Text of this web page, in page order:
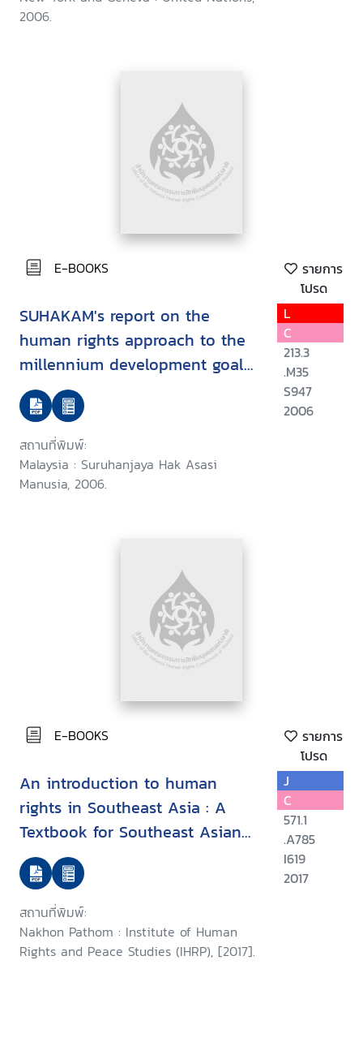
2006.
E-BOOKS
รายการ
โปรด
SUHAKAM's report on the
human rights approach to the
millennium development goals
: goal 2 : achieve universal
primary education/
สถานที่พิมพ์:
Malaysia : Suruhanjaya Hak Asasi
Manusia, 2006.
L
C
213.3
.M35
S947
2006
E-BOOKS
รายการ
โปรด
An introduction to human
rights in Southeast Asia : A
Textbook for Southeast Asian
Undergraduate Students.
Volume Two
สถานที่พิมพ์:
Nakhon Pathom : Institute of Human
Rights and Peace Studies (IHRP), [2017].
J
C
571.1
.A785
I619
2017